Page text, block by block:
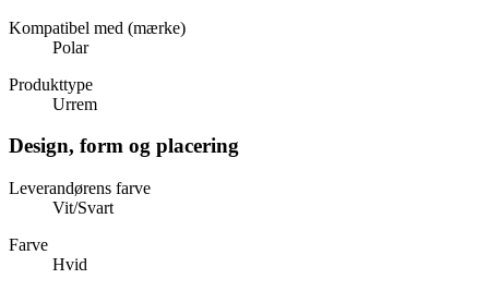
Kompatibel med (mærke)
Polar
Produkttype
Urrem
Design, form og placering
Leverandørens farve
Vit/Svart
Farve
Hvid